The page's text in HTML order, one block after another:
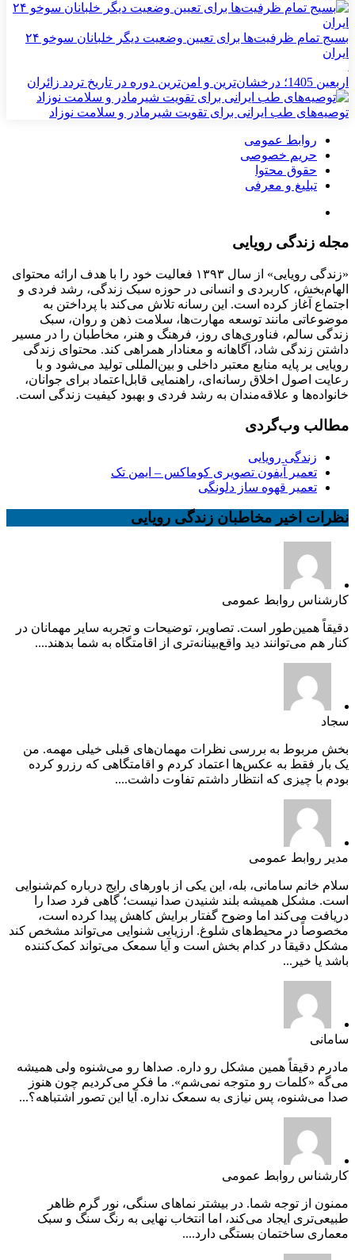
بسیج تمام ظرفیت‌ها برای تعیین وضعیت دیگر خلبانان سوخو ۲۴
ایران
اربعین 1405؛ درخشان‌ترین و امن‌ترین دوره در تاریخ تردد زائران
توصیه‌های طب ایرانی برای تقویت شیرمادر و سلامت نوزاد
روابط عمومی
حریم خصوصی
حقوق محتوا
تبلیغ و معرفی
مجله زندگی رویایی
«زندگی رویایی» از سال ۱۳۹۳ فعالیت خود را با هدف ارائه محتوای
الهام‌بخش، کاربردی و انسانی در حوزه سبک زندگی، رشد فردی و
اجتماع آغاز کرده است. این رسانه تلاش می‌کند با پرداختن به
موضوعاتی مانند توسعه مهارت‌ها، سلامت ذهن و روان، سبک
زندگی سالم، فناوری‌های روز، فرهنگ و هنر، مخاطبان را در مسیر
داشتن زندگی شاد، آگاهانه و معنادار همراهی کند. محتوای زندگی
رویایی بر پایه منابع معتبر داخلی و بین‌المللی تولید می‌شود و با
رعایت اصول اخلاق رسانه‌ای، راهنمایی قابل‌اعتماد برای جوانان،
خانواده‌ها و علاقه‌مندان به رشد فردی و بهبود کیفیت زندگی است.
مطالب وب‌گردی
زندگی رویایی
تعمیر آیفون تصویری کوماکس – ایمن تک
تعمیر قهوه ساز دلونگی
نظرات اخیر مخاطبان زندگی رویایی
کارشناس روابط عمومی
دقیقاً همین‌طور است. تصاویر، توضیحات و تجربه سایر مهمانان در
کنار هم می‌توانند دید واقع‌بینانه‌تری از اقامتگاه به شما بدهند....
سجاد
بخش مربوط به بررسی نظرات مهمان‌های قبلی خیلی مهمه. من
یک بار فقط به عکس‌ها اعتماد کردم و اقامتگاهی که رزرو کرده
بودم با چیزی که انتظار داشتم تفاوت داشت....
مدیر روابط عمومی
سلام خانم سامانی، بله، این یکی از باورهای رایج درباره کم‌شنوایی
است. مشکل همیشه بلند شنیدن صدا نیست؛ گاهی فرد صدا را
دریافت می‌کند اما وضوح گفتار برایش کاهش پیدا کرده است،
مخصوصاً در محیط‌های شلوغ. ارزیابی شنوایی می‌تواند مشخص کند
مشکل دقیقاً در کدام بخش است و آیا سمعک می‌تواند کمک‌کننده
باشد یا خیر...
سامانی
مادرم دقیقاً همین مشکل رو داره. صداها رو می‌شنوه ولی همیشه
می‌گه «کلمات رو متوجه نمی‌شم». ما فکر می‌کردیم چون هنوز
صدا می‌شنوه، پس نیازی به سمعک نداره. آیا این تصور اشتباهه؟...
کارشناس روابط عمومی
ممنون از توجه شما. در بیشتر نماهای سنگی، نور گرم ظاهر
طبیعی‌تری ایجاد می‌کند، اما انتخاب نهایی به رنگ سنگ و سبک
معماری ساختمان بستگی دارد....